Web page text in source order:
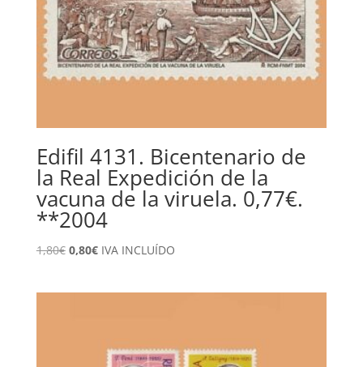
Edifil 4131. Bicentenario de
la Real Expedición de la
vacuna de la viruela. 0,77€.
**2004
1,80€ El
0,80€ElIVA INCLUÍDO